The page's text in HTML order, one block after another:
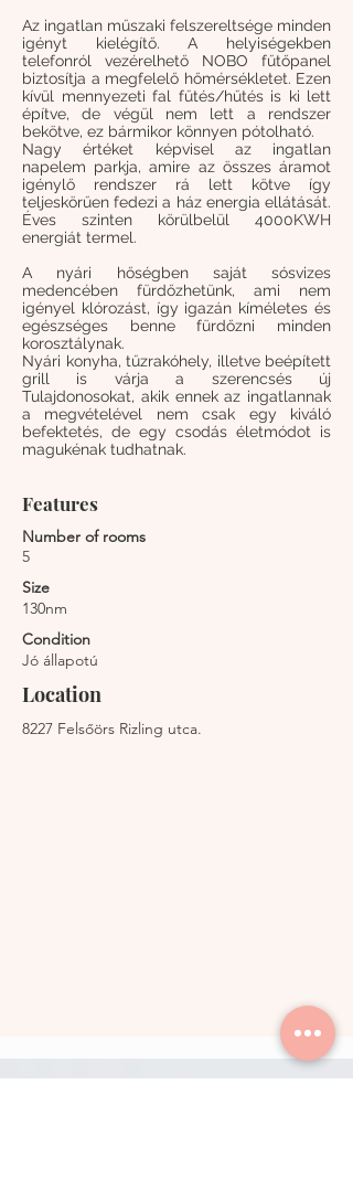
Az ingatlan műszaki felszereltsége minden
igényt kielégítő. A helyiségekben
telefonról vezérelhető NOBO fűtőpanel
biztosítja a megfelelő hőmérsékletet. Ezen
kívül mennyezeti fal fűtés/hűtés is ki lett
építve, de végül nem lett a rendszer
bekötve, ez bármikor könnyen pótolható.
Nagy értéket képvisel az ingatlan
napelem parkja, amire az összes áramot
igénylő rendszer rá lett kötve így
teljeskörűen fedezi a ház energia ellátását.
Éves szinten körülbelül 4000KWH
energiát termel.
A nyári hőségben saját sósvizes
medencében fürdőzhetünk, ami nem
igényel klórozást, így igazán kíméletes és
egészséges benne fürdőzni minden
korosztálynak.
Nyári konyha, tűzrakóhely, illetve beépített
grill is várja a szerencsés új
Tulajdonosokat, akik ennek az ingatlannak
a megvételével nem csak egy kiváló
befektetés, de egy csodás életmódot is
magukénak tudhatnak.
Features
Number of rooms
5
Size
130nm
Condition
Jó állapotú
Location
8227 Felsőörs Rizling utca.